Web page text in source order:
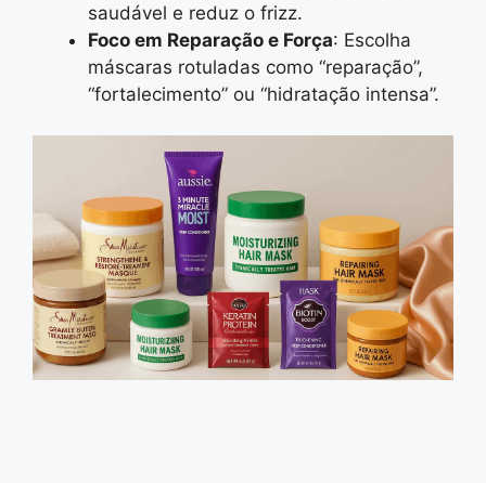
saudável e reduz o frizz.
Foco em Reparação e Força: Escolha
máscaras rotuladas como “reparação”,
“fortalecimento” ou “hidratação intensa”.